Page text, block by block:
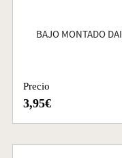
BAJO MONTADO
Precio
3,95€